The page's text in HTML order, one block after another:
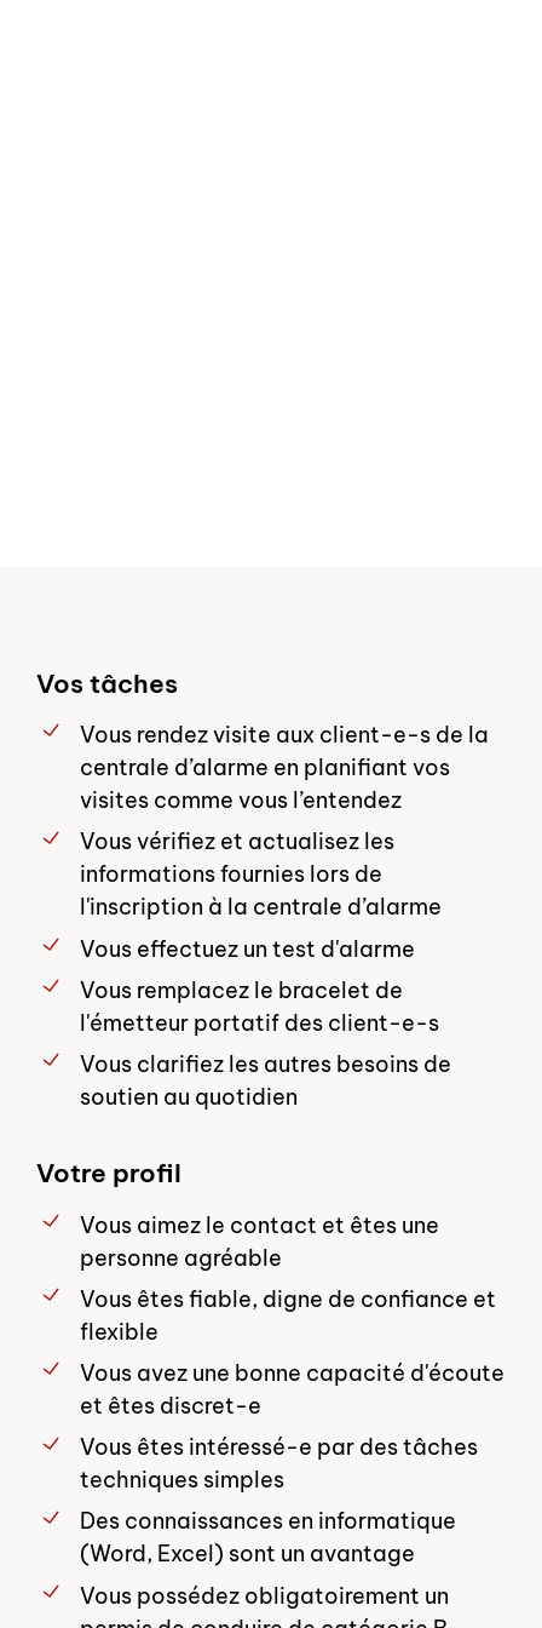
Vos tâches
Vous rendez visite aux client-e-s de la
centrale d’alarme en planifiant vos
visites comme vous l’entendez
Vous vérifiez et actualisez les
informations fournies lors de
l'inscription à la centrale d’alarme
Vous effectuez un test d'alarme
Vous remplacez le bracelet de
l'émetteur portatif des client-e-s
Vous clarifiez les autres besoins de
soutien au quotidien
Votre profil
Vous aimez le contact et êtes une
personne agréable
Vous êtes fiable, digne de confiance et
flexible
Vous avez une bonne capacité d'écoute
et êtes discret-e
Vous êtes intéressé-e par des tâches
techniques simples
Des connaissances en informatique
(Word, Excel) sont un avantage
Vous possédez obligatoirement un